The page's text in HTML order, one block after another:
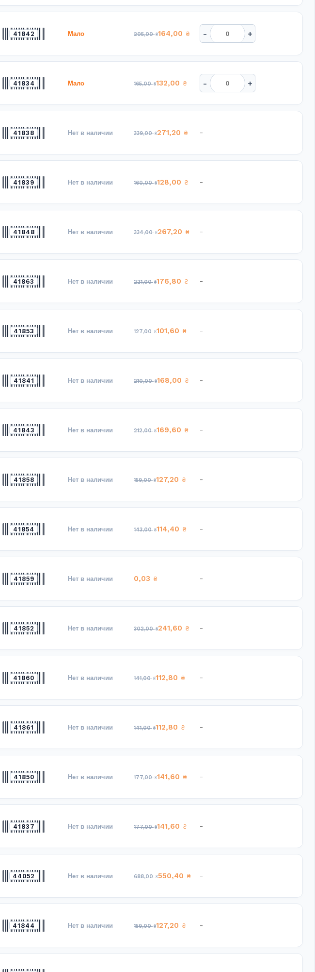
41842 Мало 205,00₴164,00 ₴ - +
41834 Мало 165,00₴132,00 ₴ - +
41838 Нет в наличии 339,00₴271,20 ₴ -
41839 Нет в наличии 160,00₴128,00 ₴ -
41848 Нет в наличии 334,00₴267,20 ₴ -
41863 Нет в наличии 221,00₴176,80 ₴ -
41853 Нет в наличии 127,00₴101,60 ₴ -
41841 Нет в наличии 210,00₴168,00 ₴ -
41843 Нет в наличии 212,00₴169,60 ₴ -
41858 Нет в наличии 159,00₴127,20 ₴ -
41854 Нет в наличии 143,00₴114,40 ₴ -
41859 Нет в наличии 0,03 ₴ -
41852 Нет в наличии 302,00₴241,60 ₴ -
41860 Нет в наличии 141,00₴112,80 ₴ -
41861 Нет в наличии 141,00₴112,80 ₴ -
41850 Нет в наличии 177,00₴141,60 ₴ -
41837 Нет в наличии 177,00₴141,60 ₴ -
44052 Нет в наличии 688,00₴550,40 ₴ -
41844 Нет в наличии 159,00₴127,20 ₴ -